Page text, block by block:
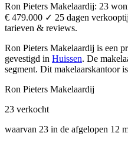
Ron Pieters Makelaardij: 23
€ 479.000 ✓ 25 dagen
tarieven & reviews.
Ron Pieters Makelaardij is een
gevestigd in Huissen. De
segment. Dit makelaarskantoor
Ron Pieters Makelaardij
23 verkocht
waarvan 23 in de afgelopen 12